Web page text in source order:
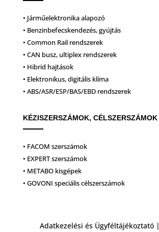
• Járműelektronika alapozó
• Benzinbefecskendezés, gyújtás
• Common Rail rendszerek
• CAN busz, ultiplex rendszerek
• Hibrid hajtások
• Elektronikus, digitális klíma
• ABS/ASR/ESP/BAS/EBD rendszerek
KÉZISZERSZÁMOK, CÉLSZERSZÁMOK
• FACOM szerszámok
• EXPERT szerszámok
• METABO kisgépek
• GOVONI speciális célszerszámok
Adatkezelési és Ügyféltájékoztató |